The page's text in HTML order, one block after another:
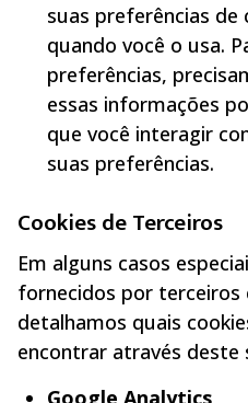
suas preferências
quando você o usa.
preferências,
essas informações
que você interagir
suas preferências.
Cookies de Terceiros
Em alguns casos
fornecidos por terceiros
detalhamos quais
encontrar através deste
Google Analytics